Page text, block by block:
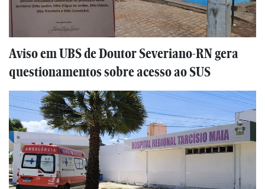
Aviso em UBS de Doutor Severiano-RN gera
questionamentos sobre acesso ao SUS